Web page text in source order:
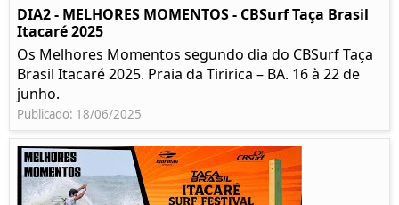
DIA2 - MELHORES MOMENTOS - CBSurf Taça Brasil
Itacaré 2025
Os Melhores Momentos segundo dia do CBSurf Taça
Brasil Itacaré 2025. Praia da Tiririca – BA. 16 à 22 de
junho.
Publicado: 18/06/2025